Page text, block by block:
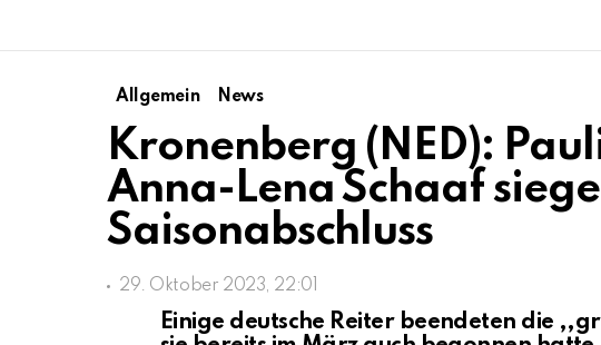
Allgemein News
Kronenberg (NED):
Anna-Lena Schaaf
Saisonabschluss
29. Oktober 2023, 22:01
Einige deutsche Reiter beendeten die